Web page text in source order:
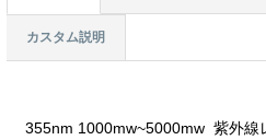
カスタム説明
355nm 1000mw~5000mw 紫外線